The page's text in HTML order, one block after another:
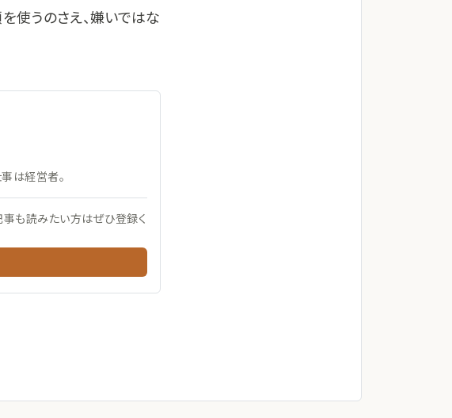
使うのさえ、嫌いではな
は経営者。
も読みたい方はぜひ登録く